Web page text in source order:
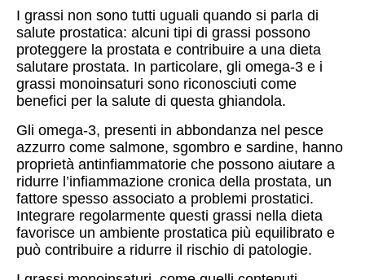
I grassi non sono tutti uguali quando si parla di
salute prostatica: alcuni tipi di grassi possono
proteggere la prostata e contribuire a una dieta
salutare prostata. In particolare, gli omega-3 e i
grassi monoinsaturi sono riconosciuti come
benefici per la salute di questa ghiandola.
Gli omega-3, presenti in abbondanza nel pesce
azzurro come salmone, sgombro e sardine, hanno
proprietà antinfiammatorie che possono aiutare a
ridurre l’infiammazione cronica della prostata, un
fattore spesso associato a problemi prostatici.
Integrare regolarmente questi grassi nella dieta
favorisce un ambiente prostatica più equilibrato e
può contribuire a ridurre il rischio di patologie.